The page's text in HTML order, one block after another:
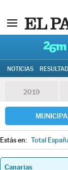
NOTICIAS
2019
Estás en: Total